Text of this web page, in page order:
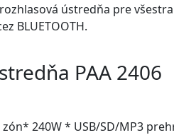
ústredňa pre
BLUETOOTH.
PAA 2406
240W * USB/SD/MP3